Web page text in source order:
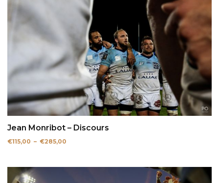
Jean Monribot – Discours
€115,00 – €285,00